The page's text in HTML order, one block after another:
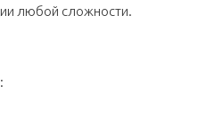
любой сложности.